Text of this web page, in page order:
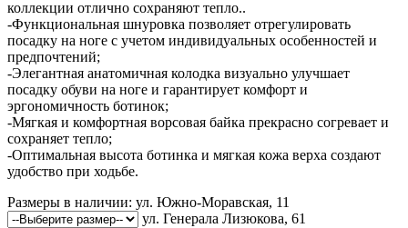
коллекции отлично сохраняют тепло..
-Функциональная шнуровка позволяет отрегулировать
посадку на ноге с учетом индивидуальных особенностей и
предпочтений;
-Элегантная анатомичная колодка визуально улучшает
посадку обуви на ноге и гарантирует комфорт и
эргономичность ботинок;
-Мягкая и комфортная ворсовая байка прекрасно согревает и
сохраняет тепло;
-Оптимальная высота ботинка и мягкая кожа верха создают
удобство при ходьбе.
Размеры в наличии: ул. Южно-Моравская, 11
ул. Генерала Лизюкова, 61